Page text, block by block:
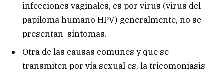
infecciones vaginales, es por virus (virus del
papiloma humano HPV) generalmente, no se
presentan síntomas.
Otra de las causas comunes y que se
transmiten por vía sexual es, la tricomoniasis